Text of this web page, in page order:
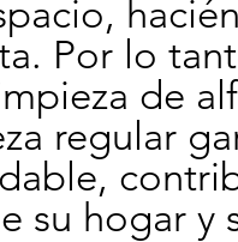
Por lo
de
regular
su hogar y